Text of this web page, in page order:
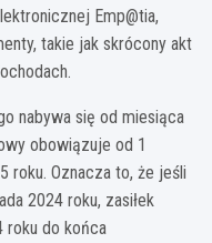
Emp@tia,
takie jak skrócony akt
nabywa się od miesiąca
obowiązuje od 1
roku. Oznacza to, że jeśli
2024 roku, zasiłek
roku do końca